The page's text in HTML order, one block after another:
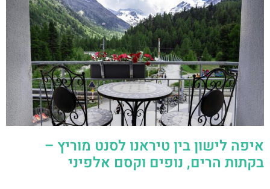
איפה לישון בין טיראנו לסנט מוריץ –
בקתות הרים, נופים וקסם אלפיני